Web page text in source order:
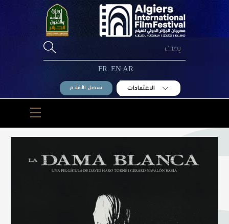
AR
EN
FR
الاعتمادات تسجيل الأفلام
Menu